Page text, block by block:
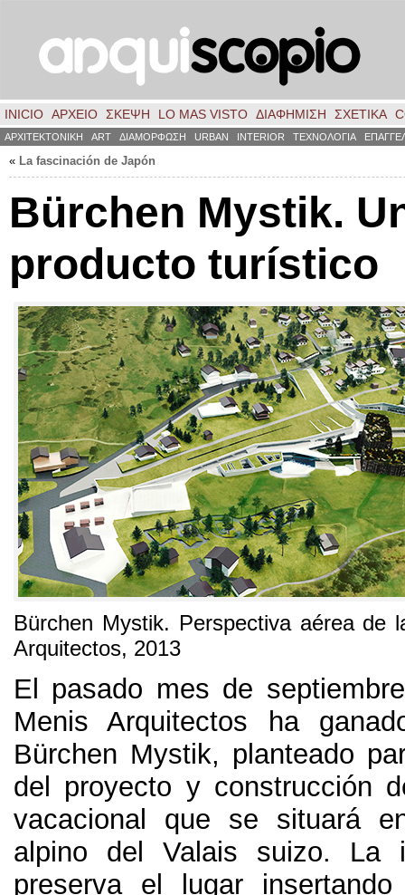
INICIO ΑΡΧΕΙΟ ΣΚΈΨΗ LO MAS VISTO ΔΙΑΦΗΜΙΣΗ ΣΧΕΤΙΚΑ
ΑΡΧΙΤΕΚΤΟΝΙΚΗ ART ΔΙΑΜΟΡΦΩΣΗ URBAN INTERIOR ΤΕΧΝΟΛΟΓΙΑ
« La fascinación de Japón
Bürchen Mystik.
producto turístico
Bürchen Mystik. Perspectiva aérea de
Arquitectos, 2013
El pasado mes de septiembre
Menis Arquitectos ha
Bürchen Mystik, planteado
del proyecto y construcción
vacacional que se situará
alpino del Valais suizo. La
preserva el lugar